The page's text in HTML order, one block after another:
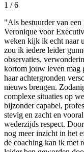
1 / 6
"Als bestuurder van
Veronique voor
weken kijk ik echt naar
zou ik iedere leider
observaties,
kortom jouw leven mag
haar achtergronden
nieuws brengen.
complexe situaties op
bijzonder capabel,
stevig en zacht en
wederzijds respect.
nog meer inzicht in het
de coaching kan ik met